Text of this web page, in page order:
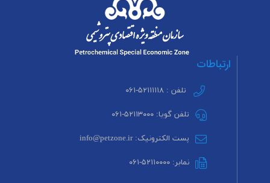
ارتباطات
تلفن : ۵۲۱۱۱۱۱۸-۰۶۱
تلفن گویا: ۵۲۱۱۳۰۰۰-۰۶۱
پست الکترونیک: info@petzone.ir
نمابر: ۵۲۱۱۰۰۰۰-۰۶۱